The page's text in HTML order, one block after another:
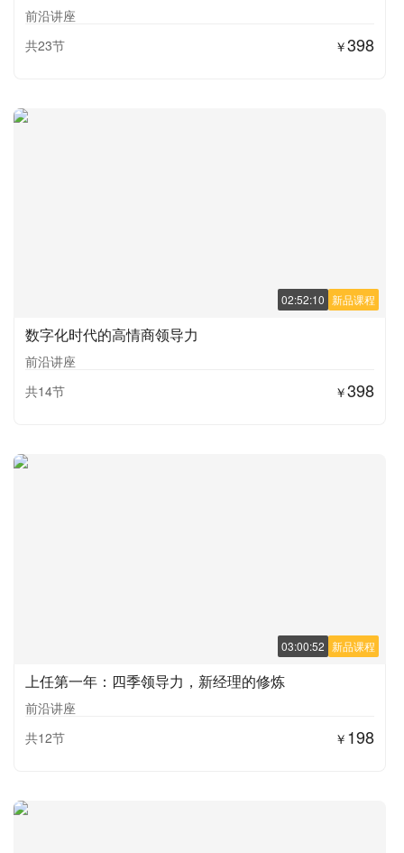
前沿讲座
共23节
￥398
新品课程
02:52:10
数字化时代的高情商领导力
前沿讲座
共14节
￥398
新品课程
03:00:52
上任第一年：四季领导力，新经理的修炼
前沿讲座
共12节
￥ 198